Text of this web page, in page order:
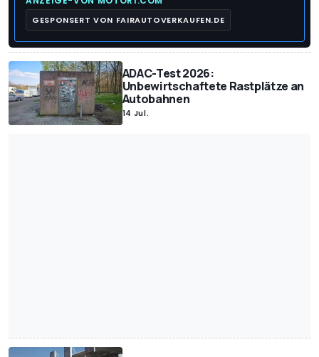
GESPONSERT VON FAIRAUTOVERKAUFEN.DE
ADAC-Test 2026:
Unbewirtschaftete Rastplätze an
Autobahnen
14 Jul.